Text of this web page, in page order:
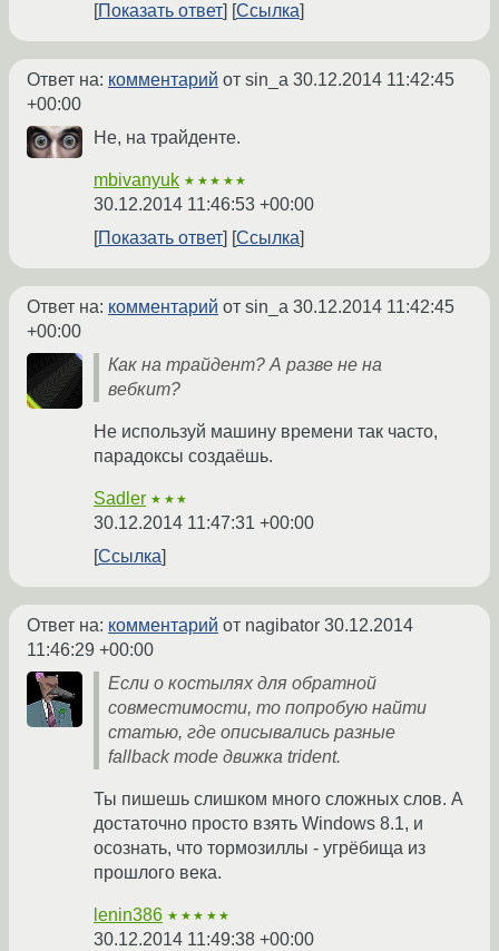
Показать ответ Ссылка
Ответ на: комментарий от sin_a 30.12.2014 11:42:45
+00:00
Не, на трайденте.
mbivanyuk ★★★★★
30.12.2014 11:46:53 +00:00
Показать ответ
Ссылка
Ответ на: комментарий от sin_a 30.12.2014 11:42:45
+00:00
Как на трайдент? А разве не на
вебкит?
Не используй машину времени так часто,
парадоксы создаёшь.
Sadler ★★★
30.12.2014 11:47:31 +00:00
Ссылка
Ответ на: комментарий от nagibator 30.12.2014
11:46:29 +00:00
Если о костылях для обратной
совместимости, то попробую найти
статью, где описывались разные
fallback mode движка trident.
Ты пишешь слишком много сложных слов. А
достаточно просто взять Windows 8.1, и
осознать, что тормозиллы - угрёбища из
прошлого века.
lenin386 ★★★★★
30.12.2014 11:49:38 +00:00